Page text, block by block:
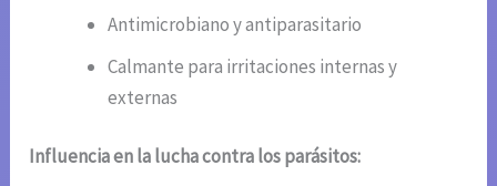
Antimicrobiano y antiparasitario
Calmante para irritaciones internas y
externas
Influencia en la lucha contra los parásitos: